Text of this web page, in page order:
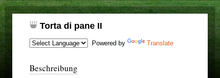
Torta di pane II
Powered by Translate
Beschreibung